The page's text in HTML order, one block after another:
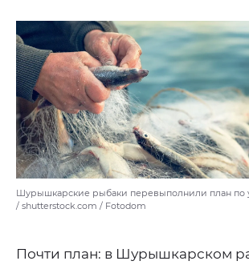
Шурышкарские рыбаки перевыполнили план по
/ shutterstock.com / Fotodom
Почти план: в Шурышкарском